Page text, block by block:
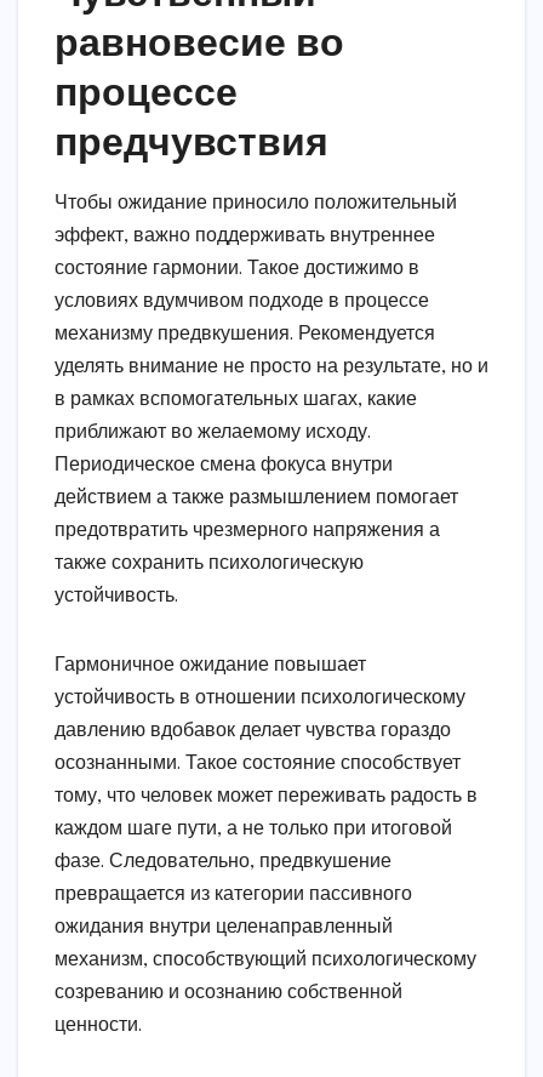
равновесие во
процессе
предчувствия
Чтобы ожидание приносило положительный
эффект, важно поддерживать внутреннее
состояние гармонии. Такое достижимо в
условиях вдумчивом подходе в процессе
механизму предвкушения. Рекомендуется
уделять внимание не просто на результате, но и
в рамках вспомогательных шагах, какие
приближают во желаемому исходу.
Периодическое смена фокуса внутри
действием а также размышлением помогает
предотвратить чрезмерного напряжения а
также сохранить психологическую
устойчивость.
Гармоничное ожидание повышает
устойчивость в отношении психологическому
давлению вдобавок делает чувства гораздо
осознанными. Такое состояние способствует
тому, что человек может переживать радость в
каждом шаге пути, а не только при итоговой
фазе. Следовательно, предвкушение
превращается из категории пассивного
ожидания внутри целенаправленный
механизм, способствующий психологическому
созреванию и осознанию собственной
ценности.